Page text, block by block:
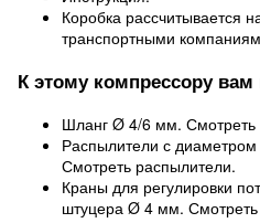
Коробка рассчитывается
транспортными
К этому компрессору вам
Шланг Ø 4/6 мм. Смотреть
Распылители с
Смотреть распылители.
Краны для регулировки
штуцера Ø 4 мм.